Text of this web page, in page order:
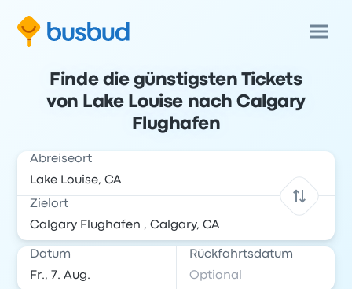
Finde die günstigsten Tickets
von Lake Louise nach Calgary
Flughafen
Abreiseort
Zielort
Datum Rückfahrtsdatum